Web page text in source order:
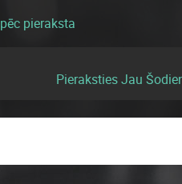
pēc pieraksta
Pieraksties Jau